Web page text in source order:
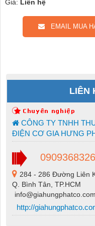
Giá: Liên hệ
EMAIL MUA
LIÊN
CÔNG TY TNHH
ĐIỆN CƠ GIA HƯNG
0909368326
284 - 286 Đường Liên
Q. Bình Tân, TP.HCM
info@giahungphatco.com
http://